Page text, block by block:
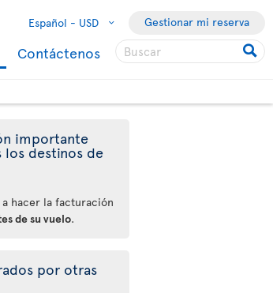
Español - USD Gestionar mi reserva
Contáctenos
importante
los destinos de
hacer la facturación
de su vuelo.
por otras